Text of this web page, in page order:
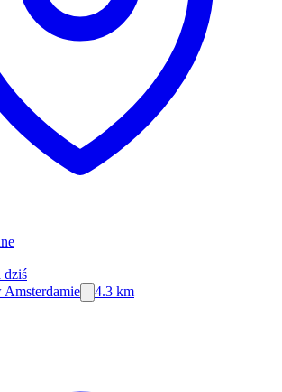
dziś
4.3 km